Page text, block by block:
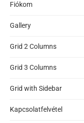
Fiókom
Gallery
Grid 2 Columns
Grid 3 Columns
Grid with Sidebar
Kapcsolatfelvétel